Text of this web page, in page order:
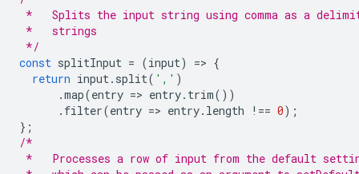
*   Splits the input string using comma as a
*   strings
*/
const splitInput = (input) => {
return input. split( ',' )
.map(entry => entry. trim())
. filter(entry => entry. length !== 0);
};
/*
*   Processes a row of input from the default